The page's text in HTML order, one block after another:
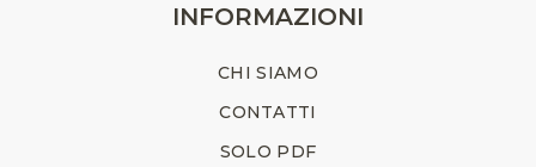
INFORMAZIONI
CHI SIAMO
CONTATTI
SOLO PDF